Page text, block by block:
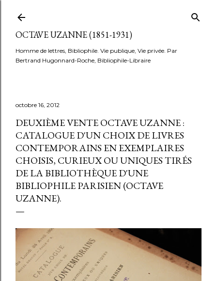
OCTAVE UZANNE (1851-1931)
Homme de lettres, Bibliophile. Vie publique, Vie privée. Par
Bertrand Hugonnard-Roche, Bibliophile-Libraire
octobre 16, 2012
DEUXIÈME VENTE OCTAVE UZANNE :
CATALOGUE D'UN CHOIX DE LIVRES
CONTEMPORAINS EN EXEMPLAIRES
CHOISIS, CURIEUX OU UNIQUES TIRÉS
DE LA BIBLIOTHÈQUE D'UNE
BIBLIOPHILE PARISIEN (OCTAVE
UZANNE).